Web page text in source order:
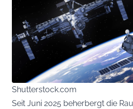
Shutterstock.com
Seit Juni 2025 beherbergt die